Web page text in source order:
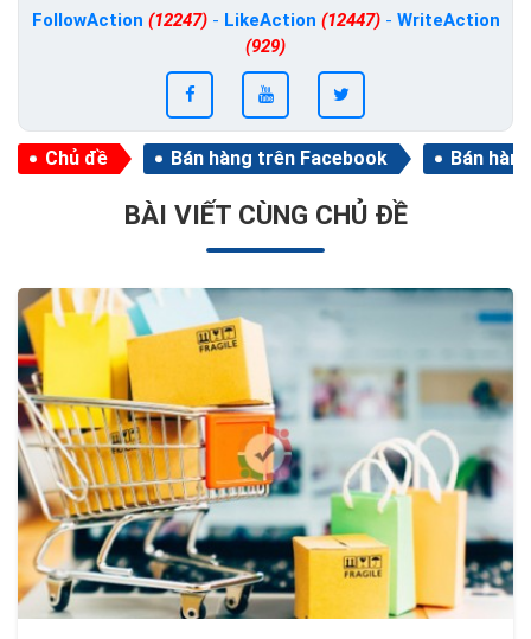
FollowAction (12247)- LikeAction (12447)- WriteAction
(929)
Chủ đề Bán hàng trên Facebook Bán
BÀI VIẾT CÙNG CHỦ ĐỀ